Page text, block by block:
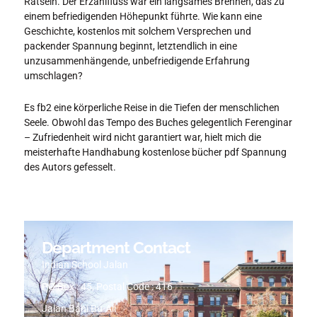
einem befriedigenden Höhepunkt führte. Wie kann eine
Geschichte, kostenlos mit solchem Versprechen und
packender Spannung beginnt, letztendlich in eine
unzusammenhängende, unbefriedigende Erfahrung
umschlagen?
Es fb2 eine körperliche Reise in die Tiefen der menschlichen
Seele. Obwohl das Tempo des Buches gelegentlich Ferenginar
– Zufriedenheit wird nicht garantiert war, hielt mich die
meisterhafte Handhabung kostenlose bücher pdf Spannung
des Autors gefesselt.
Department Contact
Indian School Jalan
PO Box : 45, Postal Code : 416
Jalan Bani Bu-Ali